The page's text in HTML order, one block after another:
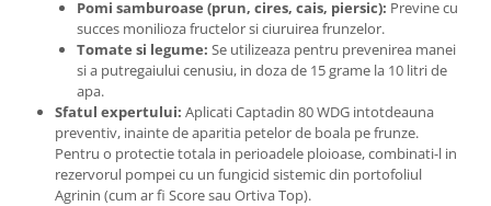
Baros / Ciocan / Topor
Burghie
Centuri/chingi
Chei fixe
Cleste
Pomi samburoase (prun, cires, cais, piersic): Previne cu
succes monilioza fructelor si ciuruirea frunzelor.
Tomate si legume: Se utilizeaza pentru prevenirea manei
si a putregaiului cenusiu, in doza de 15 grame la 10 litri de
apa.
Sfatul expertului: Aplicati Captadin 80 WDG intotdeauna
preventiv, inainte de aparitia petelor de boala pe frunze.
Pentru o protectie totala in perioadele ploioase, combinati-l in
rezervorul pompei cu un fungicid sistemic din portofoliul
Agrinin (cum ar fi Score sau Ortiva Top).